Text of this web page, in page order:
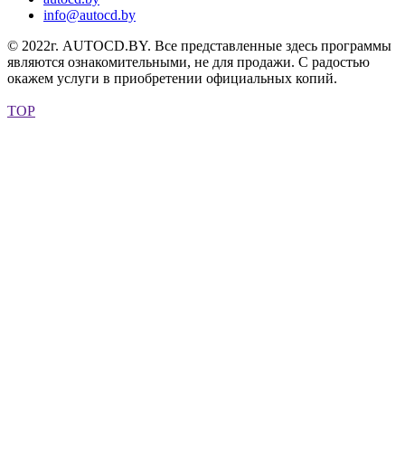
info@autocd.by
© 2022г. AUTOCD.BY. Все представленные здесь программы
являются ознакомительными, не для продажи. С радостью
окажем услуги в приобретении официальных копий.
TOP